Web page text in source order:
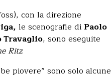
con la direzione
le scenografie diPaolo
Travaglio, sono eseguite
Ritz.
piovere” sono solo alcune